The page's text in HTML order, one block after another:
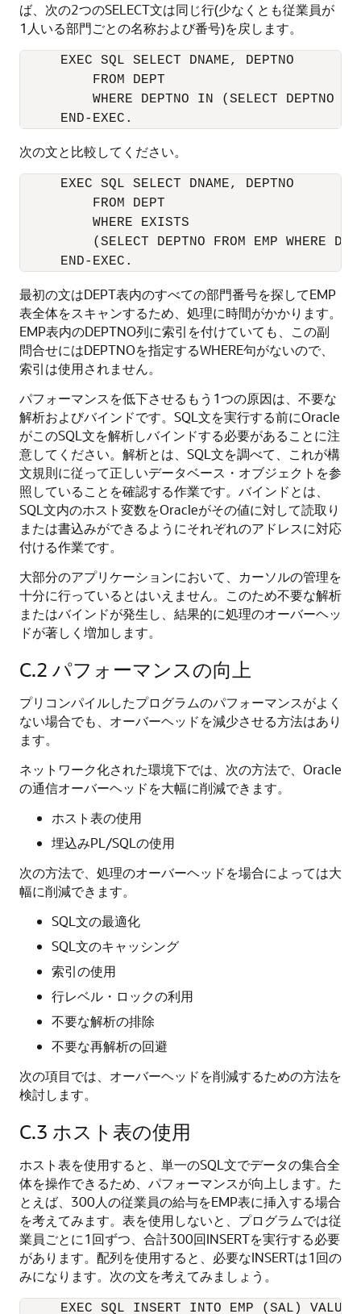
ば、次の2つのSELECT文は同じ行(少なくとも従業員が
1人いる部門ごとの名称および番号)を戻します。
     EXEC SQL SELECT DNAME, DEPTNO
         FROM DEPT
WHERE DEPTNO IN (SELECT DEPTNO
次の文と比較してください。
     EXEC SQL SELECT DNAME, DEPTNO
         FROM DEPT
         WHERE EXISTS
(SELECT DEPTNO FROM EMP WHERE
最初の文はDEPT表内のすべての部門番号を探してEMP
表全体をスキャンするため、処理に時間がかかります。
EMP表内のDEPTNO列に索引を付けていても、この副
問合せにはDEPTNOを指定するWHERE句がないので、
索引は使用されません。
パフォーマンスを低下させるもう1つの原因は、不要な
解析およびバインドです。SQL文を実行する前にOracle
がこのSQL文を解析しバインドする必要があることに注
意してください。解析とは、SQL文を調べて、これが構
文規則に従って正しいデータベース・オブジェクトを参
照していることを確認する作業です。バインドとは、
SQL文内のホスト変数をOracleがその値に対して読取り
または書込みができるようにそれぞれのアドレスに対応
付ける作業です。
大部分のアプリケーションにおいて、カーソルの管理を
十分に行っているとはいえません。このため不要な解析
またはバインドが発生し、結果的に処理のオーバーヘッ
ドが著しく増加します。
C.2 パフォーマンスの向上
プリコンパイルしたプログラムのパフォーマンスがよく
ない場合でも、オーバーヘッドを減少させる方法はあり
ます。
ネットワーク化された環境下では、次の方法で、Oracle
の通信オーバーヘッドを大幅に削減できます。
ホスト表の使用
埋込みPL/SQLの使用
次の方法で、処理のオーバーヘッドを場合によっては大
幅に削減できます。
SQL文の最適化
SQL文のキャッシング
索引の使用
行レベル・ロックの利用
不要な解析の排除
不要な再解析の回避
次の項目では、オーバーヘッドを削減するための方法を
検討します。
C.3 ホスト表の使用
ホスト表を使用すると、単一のSQL文でデータの集合全
体を操作できるため、パフォーマンスが向上します。た
とえば、300人の従業員の給与をEMP表に挿入する場合
を考えてみます。表を使用しないと、プログラムでは従
業員ごとに1回ずつ、合計300回INSERTを実行する必要
があります。配列を使用すると、必要なINSERTは1回の
みになります。次の文を考えてみましょう。